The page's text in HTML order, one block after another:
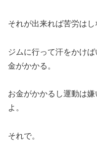
それが出来れば苦労はし
ジムに行って汗をかけ
金がかかる。
お金がかかるし運動は
よ。
それで。